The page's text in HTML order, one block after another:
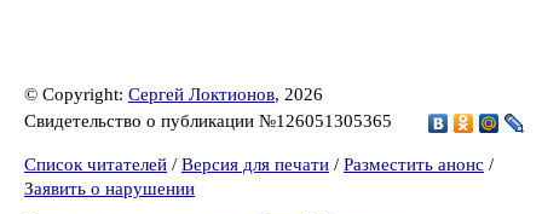
© Copyright: Сергей Локтионов, 2026
Свидетельство о публикации №126051305365
Список читателей / Версия для печати / Разместить анонс /
Заявить о нарушении